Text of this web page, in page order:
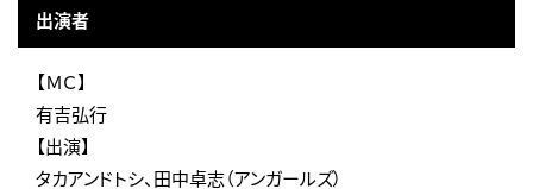
出演者
【ＭＣ】
有吉弘行
【出演】
タカアンドトシ、田中卓志（アンガールズ）